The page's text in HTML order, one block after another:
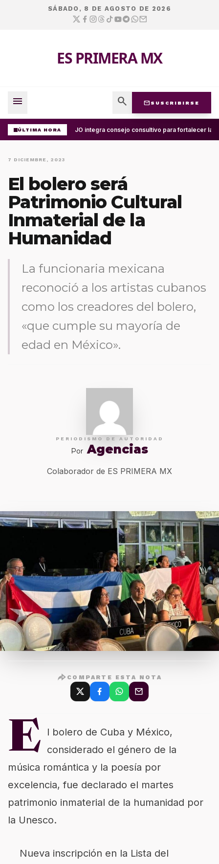
SÁBADO, 8 DE AGOSTO DE 2026
ES PRIMERA MX
menu search mail SUSCRIBIRSE
ÚLTIMA HORA UABJO integra consejo consultivo para fortalecer la
7 DICIEMBRE, 2023
El bolero será
Patrimonio Cultural
Inmaterial de la
Humanidad
La funcionaria mexicana
reconoció a los artistas cubanos
como los creadores del bolero,
«que cumple su mayoría de
edad en México».
PERIODISMO DE AUTORIDAD
Por Agencias
Colaborador de ES PRIMERA MX
COMPARTE ESTA NOTA
E
l bolero de Cuba y México,
considerado el género de la
música romántica y la poesía por
excelencia, fue declarado el martes
patrimonio inmaterial de la humanidad por
la Unesco.
Nueva inscripción en la Lista del